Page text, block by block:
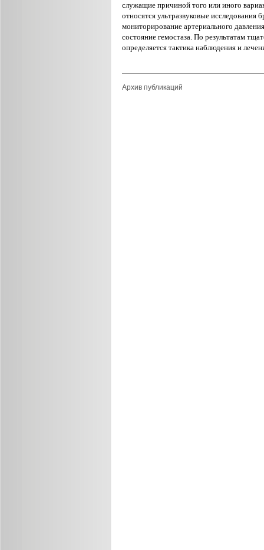
служащие причиной того или иного
относятся ультразвуковые исследования
мониторирование артериального
состояние гемостаза. По результатам
определяется тактика наблюдения и
Архив публикаций